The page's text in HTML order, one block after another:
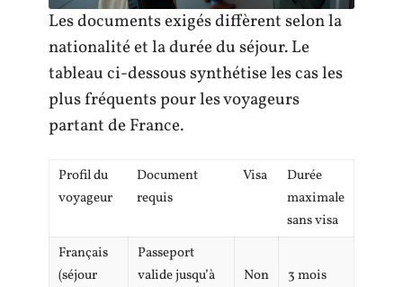
Les documents exigés diffèrent selon la
nationalité et la durée du séjour. Le
tableau ci-dessous synthétise les cas les
plus fréquents pour les voyageurs
partant de France.
Profil du
voyageur
Document
requis
Visa
Durée
maximale
sans visa
Français
(séjour
Passeport
valide jusqu’à
Non 3 mois